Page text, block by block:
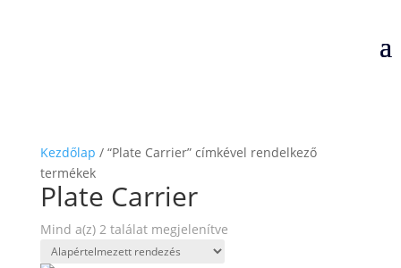
Kezdőlap / “Plate Carrier” címkével rendelkező
termékek
Plate Carrier
Mind a(z) 2 találat megjelenítve